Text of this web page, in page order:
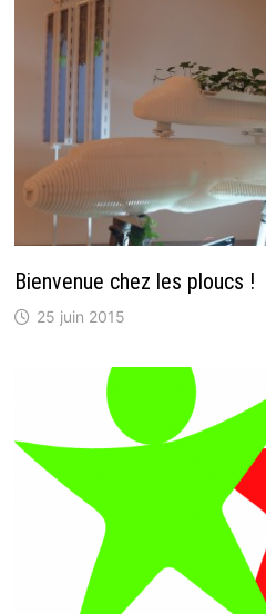
Bienvenue chez les ploucs !
25 juin 2015